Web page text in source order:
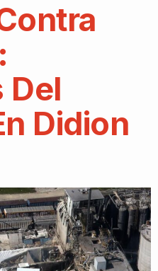
Del
Didion